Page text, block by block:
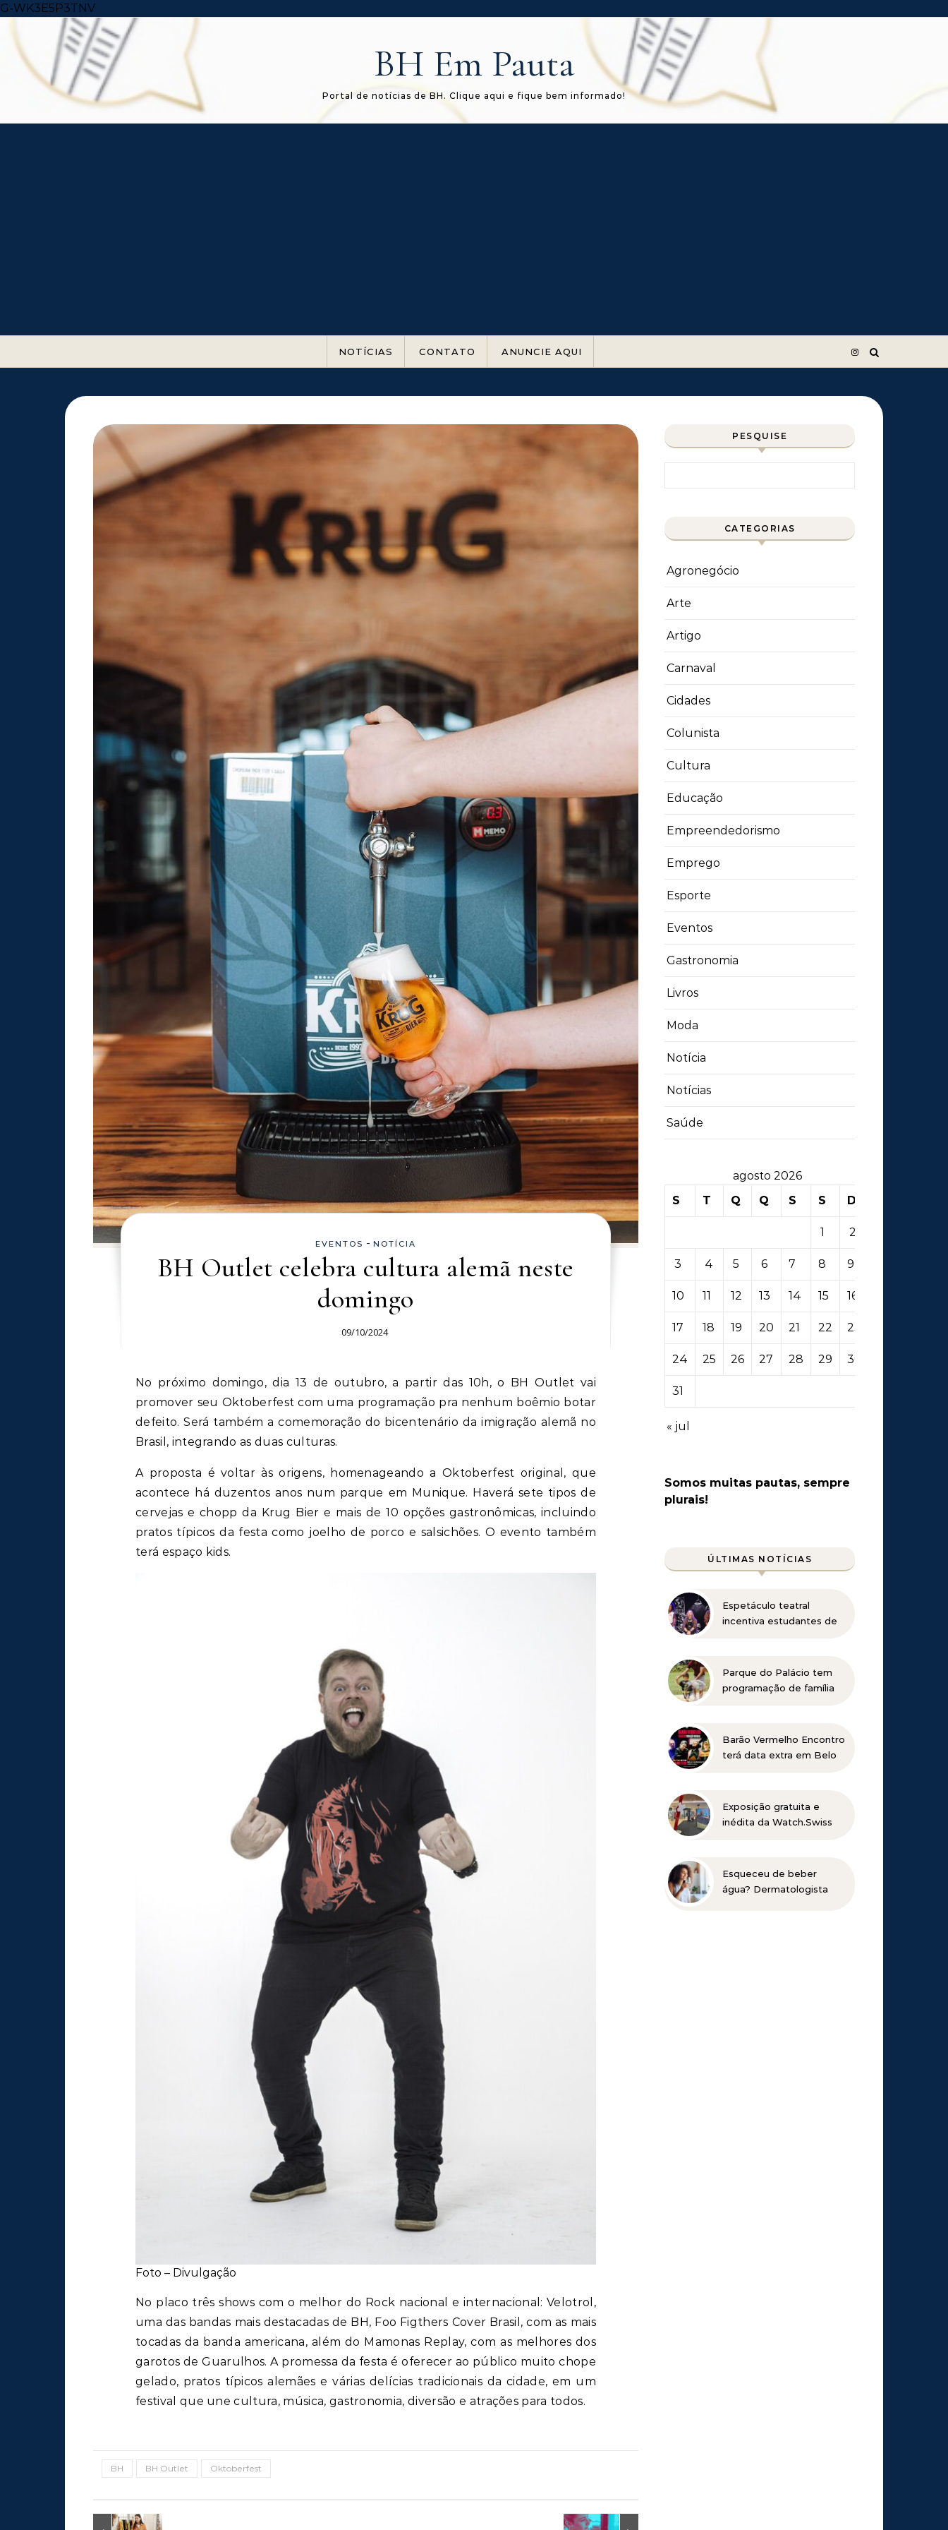
G-WK3E5P3TNVSkip to content
BH Em Pauta
Portal de notícias de BH. Clique aqui e fique bem informado!
NOTÍCIAS CONTATO ANUNCIE AQUI
EVENTOS - NOTÍCIA
BH Outlet celebra cultura alemã neste
domingo
09/10/2024
No próximo domingo, dia 13 de outubro, a partir das 10h, o BH Outlet vai
promover seu Oktoberfest com uma programação pra nenhum boêmio botar
defeito. Será também a comemoração do bicentenário da imigração alemã no
Brasil, integrando as duas culturas.
A proposta é voltar às origens, homenageando a Oktoberfest original, que
acontece há duzentos anos num parque em Munique. Haverá sete tipos de
cervejas e chopp da Krug Bier e mais de 10 opções gastronômicas, incluindo
pratos típicos da festa como joelho de porco e salsichões. O evento também
terá espaço kids.
Foto – Divulgação
No placo três shows com o melhor do Rock nacional e internacional: Velotrol,
uma das bandas mais destacadas de BH, Foo Figthers Cover Brasil, com as mais
tocadas da banda americana, além do Mamonas Replay, com as melhores dos
garotos de Guarulhos. A promessa da festa é oferecer ao público muito chope
gelado, pratos típicos alemães e várias delícias tradicionais da cidade, em um
festival que une cultura, música, gastronomia, diversão e atrações para todos.
BH BH Outlet Oktoberfest
PESQUISE
CATEGORIAS
Agronegócio
Arte
Artigo
Carnaval
Cidades
Colunista
Cultura
Educação
Empreendedorismo
Emprego
Esporte
Eventos
Gastronomia
Livros
Moda
Notícia
Notícias
Saúde
agosto 2026
S
T Q Q S S D
1 2
3 4 5 6 7 8 9
10 11 12 13 14 15 16
17 18 19 20 21 22 23
24 25 26 27 28 29 30
31
« jul
Somos muitas pautas, sempre
plurais!
ÚLTIMAS NOTÍCIAS
Espetáculo teatral
incentiva estudantes de
profissional
Parque do Palácio tem
programação de família
Barão Vermelho Encontro
terá data extra em Belo
Exposição gratuita e
inédita da Watch.Swiss
Esqueceu de beber
água? Dermatologista